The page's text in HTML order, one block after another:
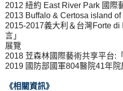
2012 紐約 East River Park 國際
2013 Buffalo & Certosa island
2015-2017義大利＆台灣Forte
言」
展覽
2018 苙森林國際藝術共享平台:
2019 國防部國軍804醫院41年
《相關資訊》